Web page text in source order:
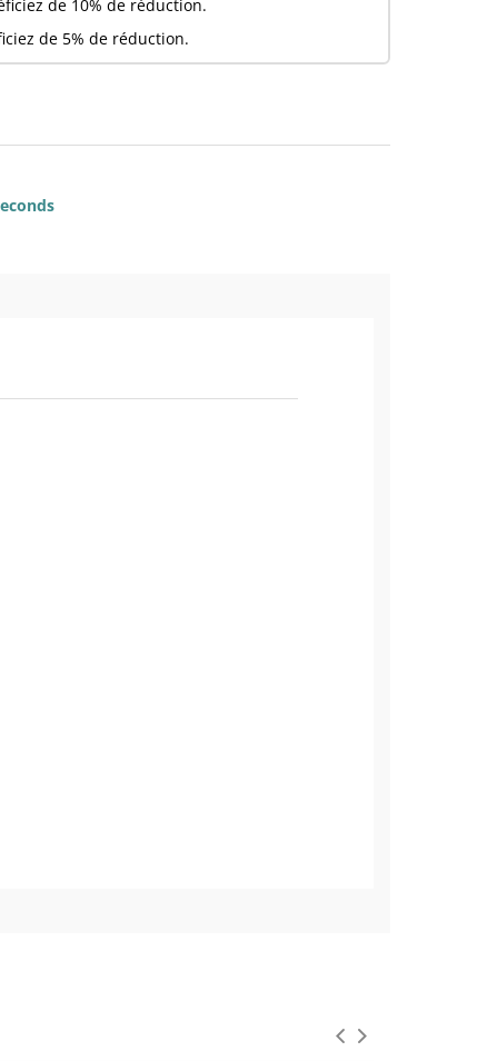
de 10% de réduction.
de 5% de réduction.